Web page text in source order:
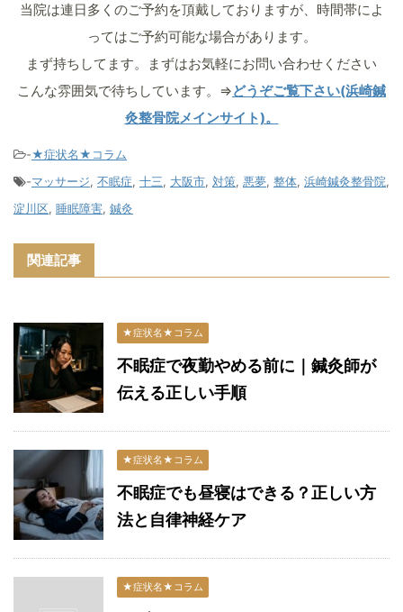
当院は連日多くのご予約を頂戴しておりますが、時間帯によ
ってはご予約可能な場合があります。
まず持ちしてます。まずはお気軽にお問い合わせください
こんな雰囲気で待ちしています。⇒どうぞご覧下さい(浜崎鍼
灸整骨院メインサイト)。
-★症状名★コラム
-マッサージ, 不眠症, 十三, 大阪市, 対策, 悪夢, 整体, 浜崎鍼灸整骨院,
淀川区, 睡眠障害, 鍼灸
関連記事
★症状名★コラム
不眠症で夜勤やめる前に｜鍼灸師が
伝える正しい手順
★症状名★コラム
不眠症でも昼寝はできる？正しい方
法と自律神経ケア
★症状名★コラム